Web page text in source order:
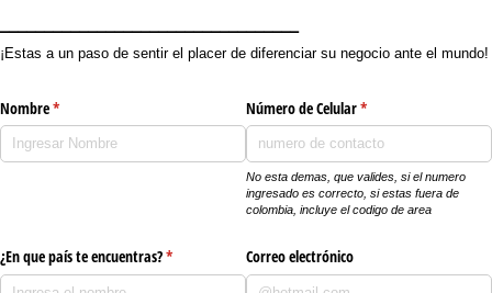
¡Estas a un paso de sentir el placer de diferenciar su negocio ante el mundo!
Nombre*
(necesario) Número de Celular*
(necesario)
No esta demas, que valides, si el numero
ingresado es correcto, si estas fuera de
colombia, incluye el codigo de area
¿En que país te encuentras?*
(necesario) Correo electrónico